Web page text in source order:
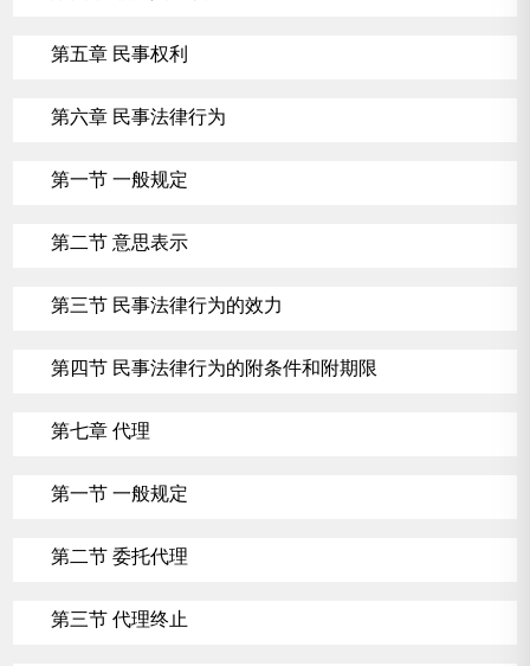
第五章 民事权利
第六章 民事法律行为
第一节 一般规定
第二节 意思表示
第三节 民事法律行为的效力
第四节 民事法律行为的附条件和附期限
第七章 代理
第一节 一般规定
第二节 委托代理
第三节 代理终止